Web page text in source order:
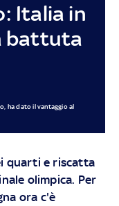
Italia in
battuta
ha dato il vantaggio al
quarti e riscatta
olimpica. Per
ora c'è